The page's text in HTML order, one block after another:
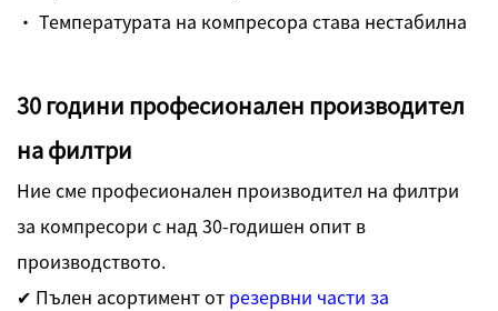
· Температурата на компресора става нестабилна
30 години професионален производител
на филтри
Ние сме професионален производител на филтри
за компресори с над 30-годишен опит в
производството.
✔ Пълен асортимент от резервни части за